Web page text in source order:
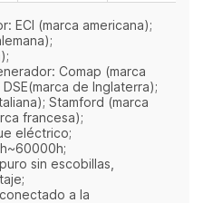
ECI (marca americana);
Comap (marca
de Inglaterra);
Stamford (marca
francesa);
eléctrico;
sin escobillas,
a la